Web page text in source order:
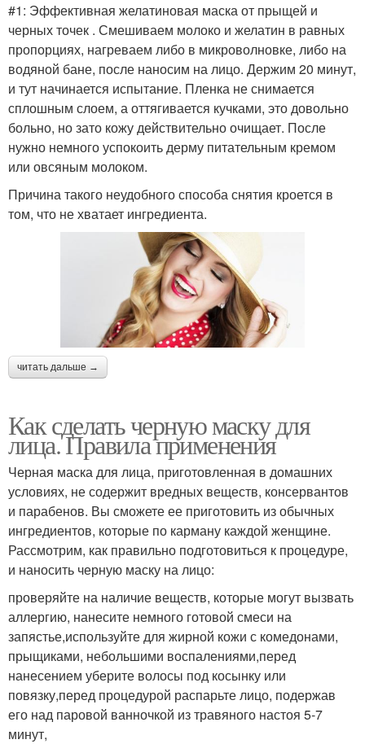
#1: Эффективная желатиновая маска от прыщей и
черных точек . Смешиваем молоко и желатин в равных
пропорциях, нагреваем либо в микроволновке, либо на
водяной бане, после наносим на лицо. Держим 20 минут,
и тут начинается испытание. Пленка не снимается
сплошным слоем, а оттягивается кучками, это довольно
больно, но зато кожу действительно очищает. После
нужно немного успокоить дерму питательным кремом
или овсяным молоком.
Причина такого неудобного способа снятия кроется в
том, что не хватает ингредиента.
читать дальше →
Как сделать черную маску для
лица. Правила применения
Черная маска для лица, приготовленная в домашних
условиях, не содержит вредных веществ, консервантов
и парабенов. Вы сможете ее приготовить из обычных
ингредиентов, которые по карману каждой женщине.
Рассмотрим, как правильно подготовиться к процедуре,
и наносить черную маску на лицо:
проверяйте на наличие веществ, которые могут вызвать
аллергию, нанесите немного готовой смеси на
запястье,используйте для жирной кожи с комедонами,
прыщиками, небольшими воспалениями,перед
нанесением уберите волосы под косынку или
повязку,перед процедурой распарьте лицо, подержав
его над паровой ванночкой из травяного настоя 5-7
минут,